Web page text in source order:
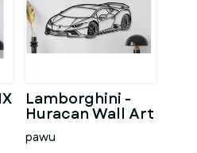
Lamborghini -
Huracan Wall Art
pawu